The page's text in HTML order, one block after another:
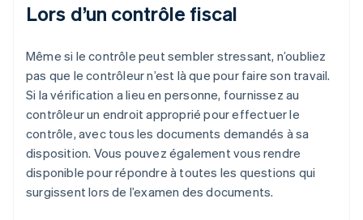
Lors d’un contrôle fiscal
Même si le contrôle peut sembler stressant, n’oubliez
pas que le contrôleur n’est là que pour faire son travail.
Si la vérification a lieu en personne, fournissez au
contrôleur un endroit approprié pour effectuer le
contrôle, avec tous les documents demandés à sa
disposition. Vous pouvez également vous rendre
disponible pour répondre à toutes les questions qui
surgissent lors de l’examen des documents.